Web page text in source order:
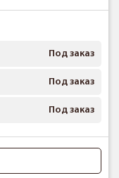
Под заказ
Под заказ
Под заказ